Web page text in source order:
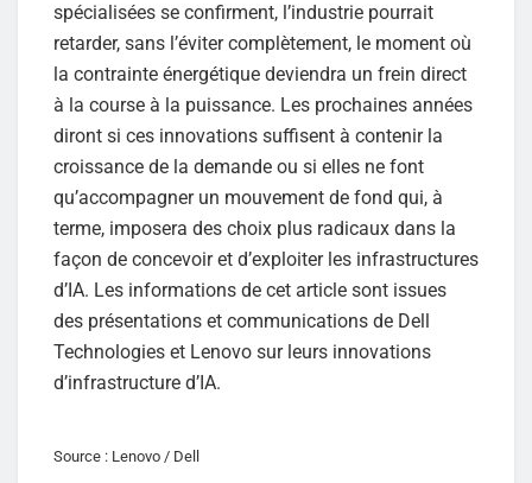
spécialisées se confirment, l’industrie pourrait
retarder, sans l’éviter complètement, le moment où
la contrainte énergétique deviendra un frein direct
à la course à la puissance. Les prochaines années
diront si ces innovations suffisent à contenir la
croissance de la demande ou si elles ne font
qu’accompagner un mouvement de fond qui, à
terme, imposera des choix plus radicaux dans la
façon de concevoir et d’exploiter les infrastructures
d’IA. Les informations de cet article sont issues
des présentations et communications de Dell
Technologies et Lenovo sur leurs innovations
d’infrastructure d’IA.
Source : Lenovo / Dell